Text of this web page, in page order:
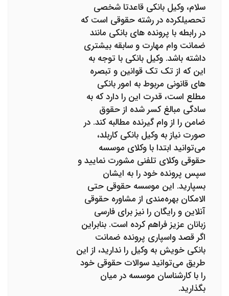
سلام، وکیل بانکی قاعدتا شخصی
تحصیلکرده در رشته حقوقی است که
در رابطه با پرونده های بانکی مانند
ضمانت وام مهارت و سابقه بیشتری
داشته باشد. وکیل بانکی با توجه به
این که از تک تک قوانین و تبصره
های قانونی مربوط به امور بانکی
مطلع است، قدرت این را دارد که به
سادگی مبالغ کسر شده از حقوق
ضامن را از وام گیرنده مطالبه کند. در
صورت نیاز به وکیل بانکی کاربلد،
می‌توانید ابتدا با وکلای موسسه
حقوقی وکلای تلفنی مشورت نمایید و
سپس پرونده خود را به ایشان
بسپارید. این موسسه حقوقی حتی
الامکان بهره‌مندی از مشاوره حقوقی
آنلاین و رایگان را نیز برای فارسی
زبانان عزیز فراهم کرده است. بنابراین
اگر قصد واسپاری پرونده ضمانت
بانکی خویش به وکیل را ندارید، از این
طریق می‌توانید سوالات حقوقی خود
را با کارشناسان موسسه در میان
بگذارید.